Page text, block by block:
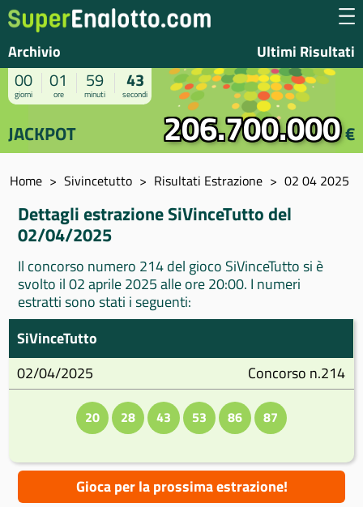
Archivio Ultimi Risultati
00
giorni
01
ore
59
minuti
43
secondi
JACKPOT 206.700.000€
Home Sivincetutto Risultati Estrazione 02 04 2025
Dettagli estrazione SiVinceTutto del
02/04/2025
Il concorso numero 214 del gioco SiVinceTutto si è
svolto il 02 aprile 2025 alle ore 20:00. I numeri
estratti sono stati i seguenti:
SiVinceTutto
02/04/2025
Concorso n.214
20 28 43 53 86 87
Gioca per la prossima estrazione!